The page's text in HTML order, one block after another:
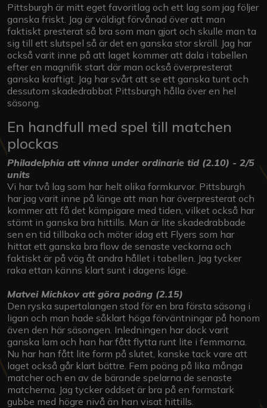
Pittsburgh är mitt eget favoritlag och ett lag som jag följer
ganska friskt. Jag är väldigt förvånad över att man
faktiskt presterat så bra som man gjort och skulle man ta
sig till ett slutspel så är det en ganska stor skräll. Jag har
också varit inne på att laget kommer att dala i tabellen
efter en magnifik start där man också överpresterat
ganska kraftigt. Jag har svårt att se ett ganska tunt och
dessutom skadedrabbat Pittsburgh hålla över en hel
säsong.
En handfull med spel till matchen
plockas
Philadelphia att vinna under ordinarie tid (2.10) - 2/5
units
Vi har två lag som har helt olika formkurvor. Pittsburgh
har jag varit inne på länge att man har överpresterat och
kommer att få det kämpigare med tiden, vilket också har
stämt in ganska bra hittills. Man är lite skadedrabbade
sen en tid tillbaka och möter idag ett Flyers som har
hittat ett ganska bra flow de senaste veckorna och
faktiskt är på väg åt andra hållet i tabellen. Jag tycker
raka ettan känns klart sunt i dagens läge.
Matvei Michkov att göra poäng (2.15)
Den ryska supertalangen stod för en bra första säsong i
ligan och man hade såklart höga förväntningar på honom
även den här säsongen. Inledningen har dock varit
ganska lam och han har fått flytta runt lite i femmorna.
Nu har han fått lite form på slutet, kanske tack vare att
laget också går klart bättre. Fem poäng på lika många
matcher och en av de bärande spelarna de senaste
matcherna. Jag tycker oddset är bra på en formstark
gubbe med högre nivå än han visat hittills.